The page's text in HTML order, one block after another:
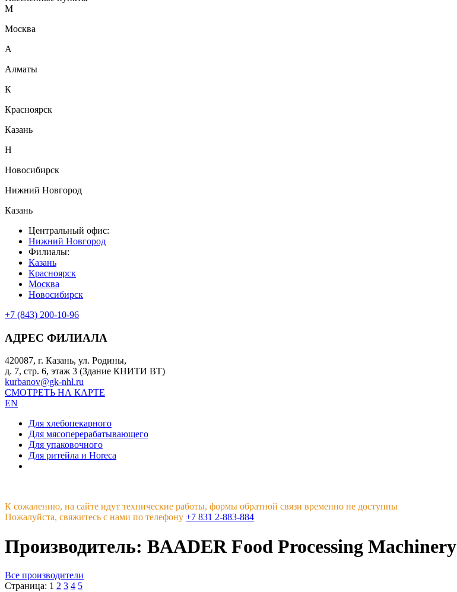
М
Москва
А
Алматы
К
Красноярск
Казань
Н
Новосибирск
Нижний Новгород
Казань
Центральный офис:
Нижний Новгород
Филиалы:
Казань
Красноярск
Москва
Новосибирск
+7 (843) 200-10-96
АДРЕС ФИЛИАЛА
420087, г. Казань, ул. Родины,
д. 7, стр. 6, этаж 3 (Здание КНИТИ ВТ)
kurbanov@gk-nhl.ru
СМОТРЕТЬ НА КАРТЕ
EN
Для хлебопекарного
Для мясоперерабатывающего
Для упаковочного
Для ритейла и Horeca
К сожалению, на сайте идут технические работы, формы обратной связи временно не доступны
Пожалуйста, свяжитесь с нами по телефону +7 831 2-883-884
Производитель: BAADER Food Processing Machinery
Все производители
Страница: 1 2 3 4 5